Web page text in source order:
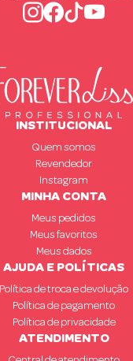
INSTITUCIONAL
Quem somos
Revendedor
Instagram
MINHA CONTA
Meus pedidos
Meus favoritos
Meus dados
AJUDA E POLÍTICAS
Política de troca e devolução
Política de pagamento
Política de privacidade
ATENDIMENTO